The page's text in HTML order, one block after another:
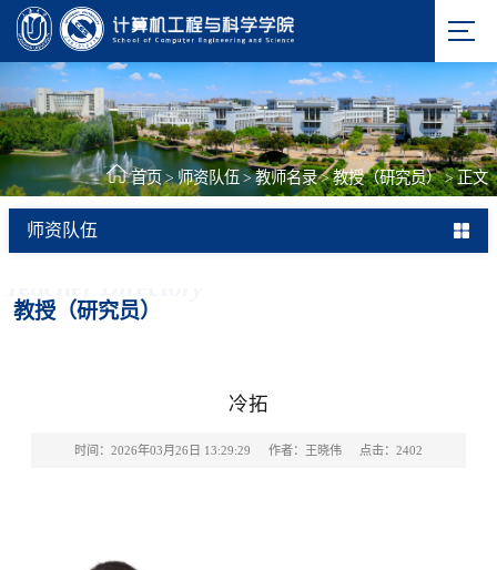
首页 > 师资队伍 >教师名录>教授（研究员）>正文
师资队伍
教授（研究员）
冷拓
时间：2026年03月26日 13:29:29 作者：王晓伟 点击： 2402